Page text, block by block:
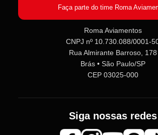
Roma Aviamentos
Online agora
Aviamentos!
Fale com a gente pelo
dúvidas sobre pedidos
Faça parte do time Roma
Roma Aviamentos
CNPJ nº 10.730.088/0001-
Rua Almirante Barroso, 178
Brás • São Paulo/SP
CEP 03025-000
Siga nossas redes